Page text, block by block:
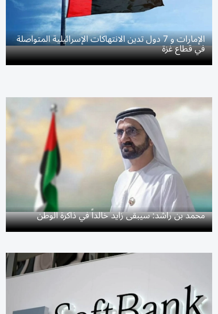
الإمارات و 7 دول تدين الانتهاكات الإسرائيلية المتواصلة
في قطاع غزة
محمد بن راشد: سيبقى زايد خالداً في ذاكرة الوطن